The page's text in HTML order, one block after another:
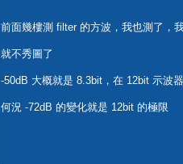
前面幾樓測 filter 的方波，我也測了，
就不秀圖了
-50dB 大概就是 8.3bit，在 12bit 示波
何況 -72dB 的變化就是 12bit 的極限